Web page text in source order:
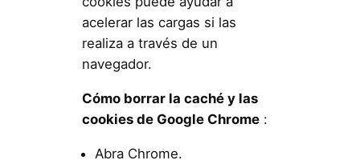
acelerar las cargas si las
realiza a través de un
navegador.
Cómo borrar la caché y las
cookies de Google Chrome:
Abra Chrome.